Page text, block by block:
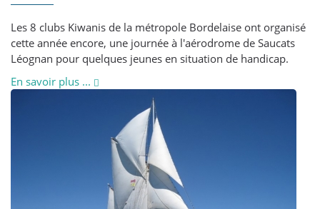
Les 8 clubs Kiwanis de la métropole Bordelaise ont organisé
cette année encore, une journée à l'aérodrome de Saucats
Léognan pour quelques jeunes en situation de handicap.
En savoir plus ...